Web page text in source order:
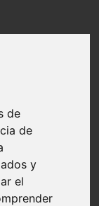
de
de
y
el